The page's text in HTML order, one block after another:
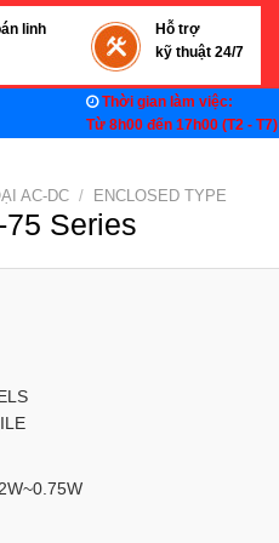
linh
Hỗ trợ
kỹ thuật 24/7
Thời gian làm việc:
Từ 8h00 đến 17h00 (T2 - T7)
AC-DC / ENCLOSED TYPE
Series